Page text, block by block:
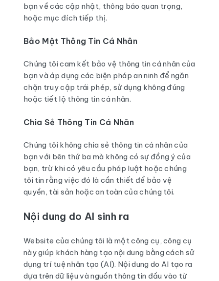
bạn về các cập nhật, thông báo quan trọng,
hoặc mục đích tiếp thị.
Bảo Mật Thông Tin Cá Nhân
Chúng tôi cam kết bảo vệ thông tin cá nhân của
bạn và áp dụng các biện pháp an ninh để ngăn
chặn truy cập trái phép, sử dụng không đúng
hoặc tiết lộ thông tin cá nhân.
Chia Sẻ Thông Tin Cá Nhân
Chúng tôi không chia sẻ thông tin cá nhân của
bạn với bên thứ ba mà không có sự đồng ý của
bạn, trừ khi có yêu cầu pháp luật hoặc chúng
tôi tin rằng việc đó là cần thiết để bảo vệ
quyền, tài sản hoặc an toàn của chúng tôi.
Nội dung do AI sinh ra
Website của chúng tôi là một công cụ, công cụ
này giúp khách hàng tạo nội dung bằng cách sử
dụng trí tuệ nhân tạo (AI). Nội dung do AI tạo ra
dựa trên dữ liệu và nguồn thông tin đầu vào từ